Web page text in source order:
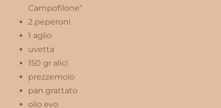
Campofilone”
2 peperoni
1 aglio
uvetta
150 gr alici
prezzemolo
pan grattato
olio evo